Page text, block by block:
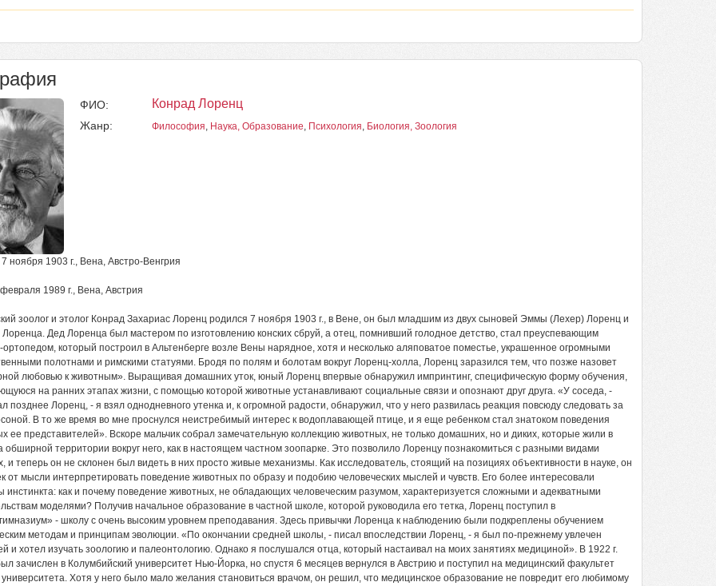
ФИО: Конрад Лоренц
Жанр: Философия, Наука, Образование, Психология, Биология, Зоология
ноября 1903 г., Вена, Австро-Венгрия
1989 г., Вена, Австрия
зоолог и этолог Конрад Захариас Лоренц родился 7 ноября 1903 г., в Вене, он был младшим из двух сыновей Эммы (Лехер) Лоренц и
Дед Лоренца был мастером по изготовлению конских сбруй, а отец, помнивший голодное детство, стал преуспевающим
ортопедом, который построил в Альтенберге возле Вены нарядное, хотя и несколько аляповатое поместье, украшенное огромными
полотнами и римскими статуями. Бродя по полям и болотам вокруг Лоренц-холла, Лоренц заразился тем, что позже назовет
любовью к животным». Выращивая домашних уток, юный Лоренц впервые обнаружил импринтинг, специфическую форму обучения,
на ранних этапах жизни, с помощью которой животные устанавливают социальные связи и опознают друг друга. «У соседа, -
позднее Лоренц, - я взял однодневного утенка и, к огромной радости, обнаружил, что у него развилась реакция повсюду следовать за
В то же время во мне проснулся неистребимый интерес к водоплавающей птице, и я еще ребенком стал знатоком поведения
ее представителей». Вскоре мальчик собрал замечательную коллекцию животных, не только домашних, но и диких, которые жили в
обширной территории вокруг него, как в настоящем частном зоопарке. Это позволило Лоренцу познакомиться с разными видами
и теперь он не склонен был видеть в них просто живые механизмы. Как исследователь, стоящий на позициях объективности в науке, он
от мысли интерпретировать поведение животных по образу и подобию человеческих мыслей и чувств. Его более интересовали
инстинкта: как и почему поведение животных, не обладающих человеческим разумом, характеризуется сложными и адекватными
моделями? Получив начальное образование в частной школе, которой руководила его тетка, Лоренц поступил в
- школу с очень высоким уровнем преподавания. Здесь привычки Лоренца к наблюдению были подкреплены обучением
методам и принципам эволюции. «По окончании средней школы, - писал впоследствии Лоренц, - я был по-прежнему увлечен
и хотел изучать зоологию и палеонтологию. Однако я послушался отца, который настаивал на моих занятиях медициной». В 1922 г.
зачислен в Колумбийский университет Нью-Йорка, но спустя 6 месяцев вернулся в Австрию и поступил на медицинский факультет
университета. Хотя у него было мало желания становиться врачом, он решил, что медицинское образование не повредит его любимому